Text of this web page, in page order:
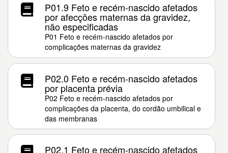
P01.9 Feto e recém-nascido afetados
por afecções maternas da gravidez,
não especificadas
P01 Feto e recém-nascido afetados por
complicações maternas da gravidez
P02.0 Feto e recém-nascido afetados
por placenta prévia
P02 Feto e recém-nascido afetados por
complicações da placenta, do cordão umbilical e
das membranas
P02.1 Feto e recém-nascido afetados